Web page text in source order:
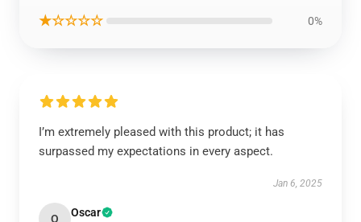
★☆☆☆☆ 0%
I’m extremely pleased with this product; it has
surpassed my expectations in every aspect.
Jan 6, 2025
O Oscar